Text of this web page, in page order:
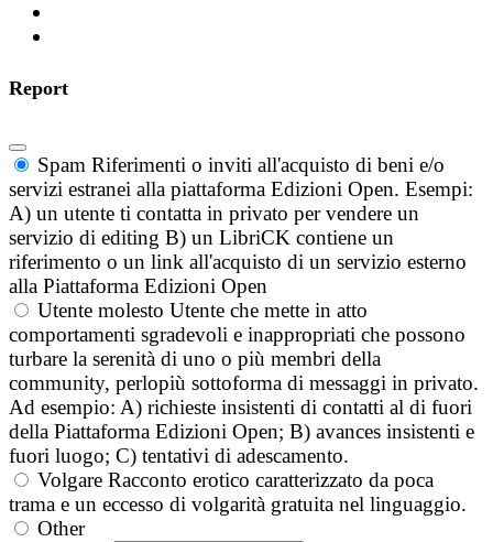
Report
Spam Riferimenti o inviti all'acquisto di beni e/o
servizi estranei alla piattaforma Edizioni Open. Esempi:
A) un utente ti contatta in privato per vendere un
servizio di editing B) un LibriCK contiene un
riferimento o un link all'acquisto di un servizio esterno
alla Piattaforma Edizioni Open
Utente molesto Utente che mette in atto
comportamenti sgradevoli e inappropriati che possono
turbare la serenità di uno o più membri della
community, perlopiù sottoforma di messaggi in privato.
Ad esempio: A) richieste insistenti di contatti al di fuori
della Piattaforma Edizioni Open; B) avances insistenti e
fuori luogo; C) tentativi di adescamento.
Volgare Racconto erotico caratterizzato da poca
trama e un eccesso di volgarità gratuita nel linguaggio.
Other